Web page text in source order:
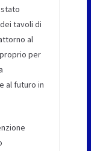
tavoli di
al
per
al futuro in